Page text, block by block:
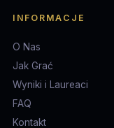
INFORMACJE
O Nas
Jak Grać
Wyniki i Laureaci
FAQ
Kontakt